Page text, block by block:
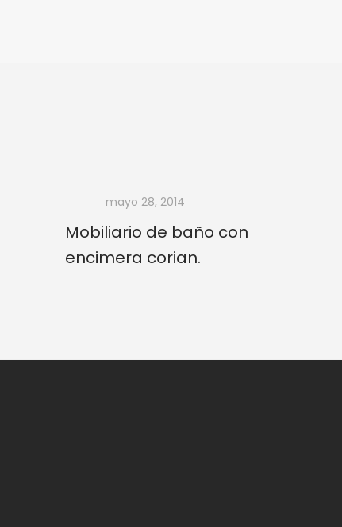
mayo 28, 2014
Mobiliario de baño con
encimera corian.